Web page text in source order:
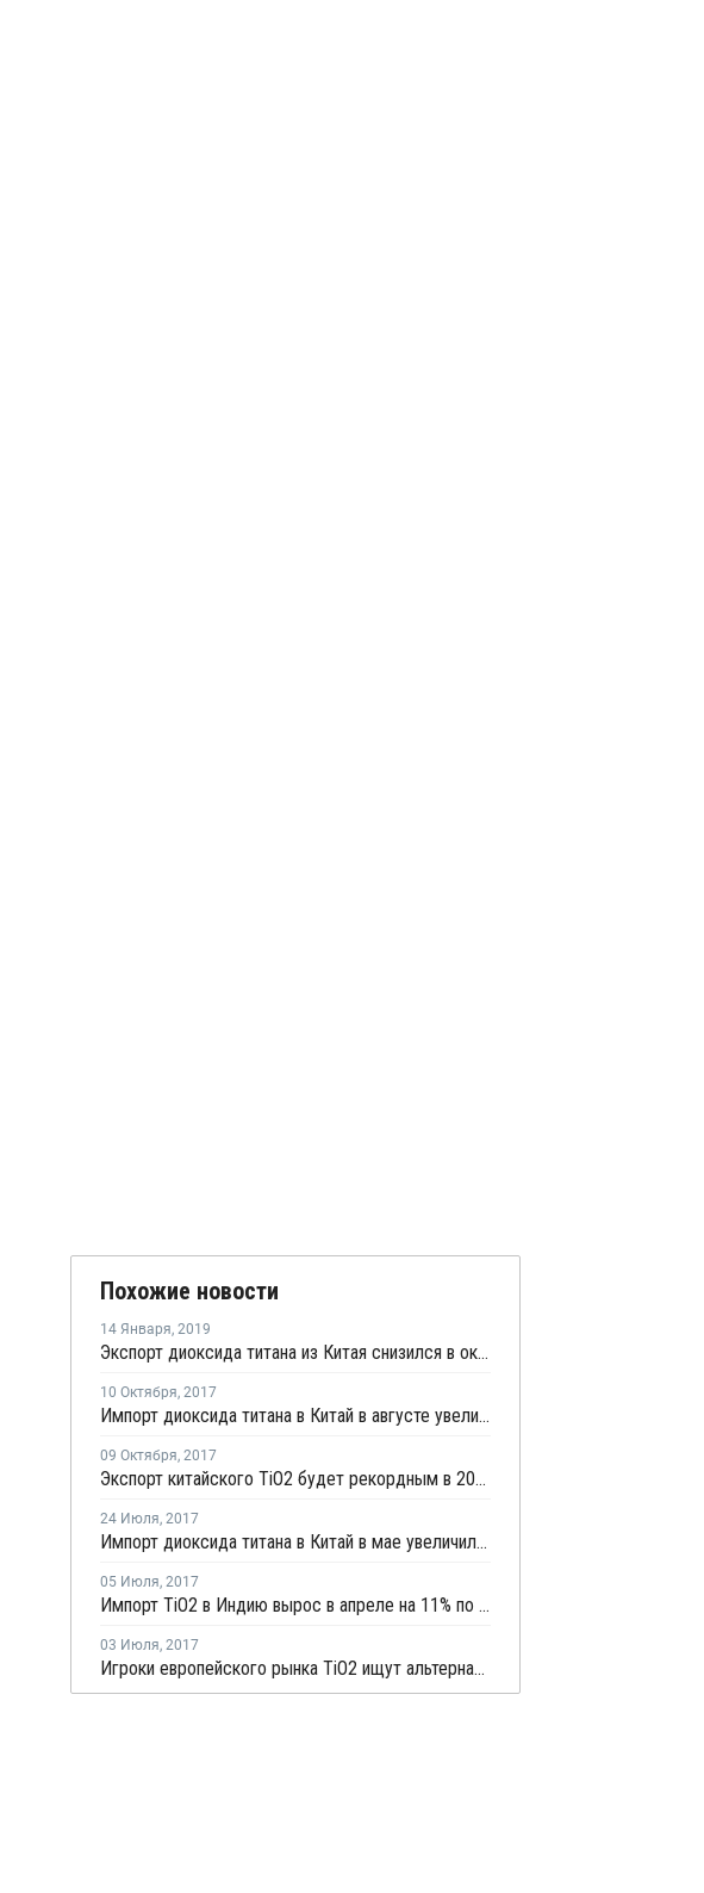
Похожие новости
14 Января, 2019
Экспорт диоксида титана из Китая снизился в октябре на 7%
10 Октября, 2017
Импорт диоксида титана в Китай в августе увеличился на 28%
09 Октября, 2017
Экспорт китайского TiO2 будет рекордным в 2017 году на фоне устойчивого глобального спроса
24 Июля, 2017
Импорт диоксида титана в Китай в мае увеличился на 28%
05 Июля, 2017
Импорт TiO2 в Индию вырос в апреле на 11% по сравнению с мартом
03 Июля, 2017
Игроки европейского рынка TiO2 ищут альтернативные источники поставок на фоне роста цен и ограниченного предложения